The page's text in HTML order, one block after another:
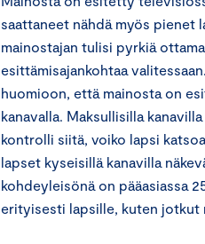
saattaneet nähdä myös pienet
mainostajan tulisi pyrkiä
esittämisajankohtaa
huomioon, että mainosta on
kanavalla. Maksullisilla
kontrolli siitä, voiko lapsi
lapset kyseisillä kanavilla
kohdeyleisönä on pääasiassa
erityisesti lapsille, kuten jotkut